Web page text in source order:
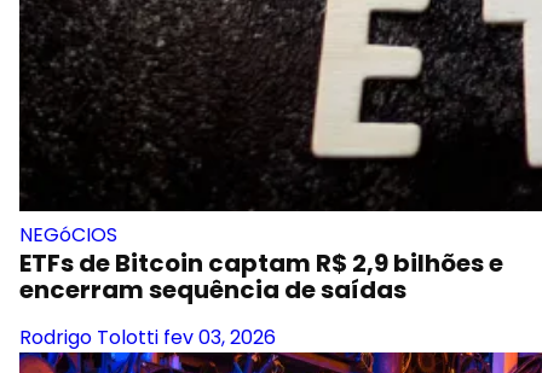
NEGóCIOS
ETFs de Bitcoin captam R$ 2,9 bilhões e
encerram sequência de saídas
Rodrigo Tolotti fev 03, 2026